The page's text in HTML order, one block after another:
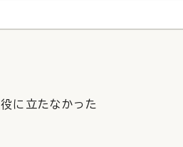
役に立たなかった